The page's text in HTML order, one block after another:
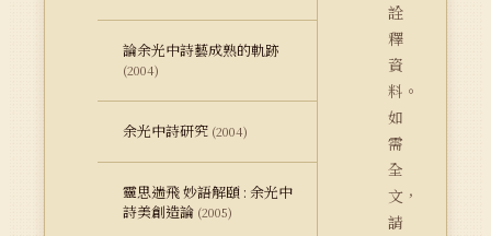
論余光中詩藝成熟的軌跡
(2004)
余光中詩研究 (2004)
靈思遄飛 妙語解頤 : 余光中
詩美創造論 (2005)
詮
釋
資
料。
如
需
全
文，
請